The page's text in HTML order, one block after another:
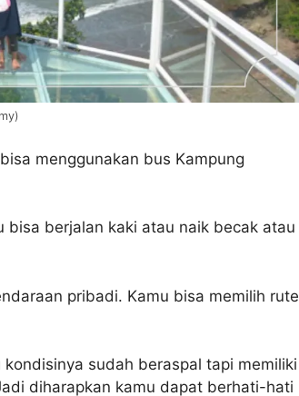
menggunakan bus Kampung
bisa berjalan kaki atau naik becak atau
pribadi. Kamu bisa memilih rute
sudah beraspal tapi memiliki
diharapkan kamu dapat berhati-hati